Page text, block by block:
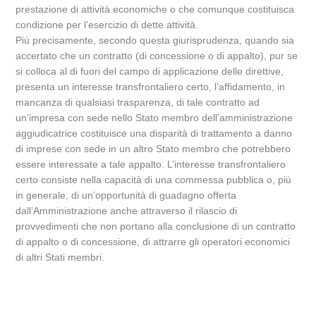
prestazione di attività economiche o che comunque costituisca
condizione per l’esercizio di dette attività.
Più precisamente, secondo questa giurisprudenza, quando sia
accertato che un contratto (di concessione o di appalto), pur se
si colloca al di fuori del campo di applicazione delle direttive,
presenta un interesse transfrontaliero certo, l’affidamento, in
mancanza di qualsiasi trasparenza, di tale contratto ad
un’impresa con sede nello Stato membro dell’amministrazione
aggiudicatrice costituisce una disparità di trattamento a danno
di imprese con sede in un altro Stato membro che potrebbero
essere interessate a tale appalto. L’interesse transfrontaliero
certo consiste nella capacità di una commessa pubblica o, più
in generale, di un’opportunità di guadagno offerta
dall’Amministrazione anche attraverso il rilascio di
provvedimenti che non portano alla conclusione di un contratto
di appalto o di concessione, di attrarre gli operatori economici
di altri Stati membri.